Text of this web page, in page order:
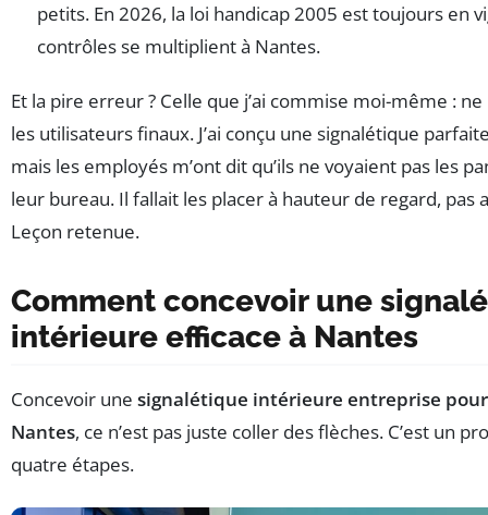
petits. En 2026, la loi handicap 2005 est toujours en
contrôles se multiplient à Nantes.
Et la pire erreur ? Celle que j’ai commise moi-même :
les utilisateurs finaux. J’ai conçu une signalétique
mais les employés m’ont dit qu’ils ne voyaient pas les
leur bureau. Il fallait les placer à hauteur de regard, pas
Leçon retenue.
Comment concevoir une
intérieure efficace à Nantes
Concevoir une signalétique intérieure entreprise
Nantes, ce n’est pas juste coller des flèches. C’est un
quatre étapes.